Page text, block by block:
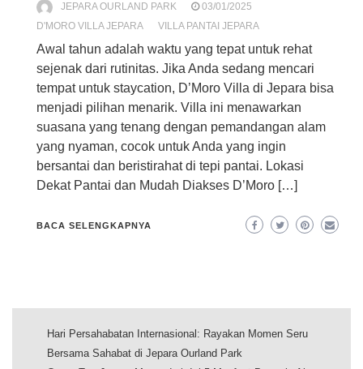
JEPARA OURLAND PARK
03/01/2025
D'MORO VILLA JEPARA
VILLA PANTAI JEPARA
Awal tahun adalah waktu yang tepat untuk rehat
sejenak dari rutinitas. Jika Anda sedang mencari
tempat untuk staycation, D’Moro Villa di Jepara bisa
menjadi pilihan menarik. Villa ini menawarkan
suasana yang tenang dengan pemandangan alam
yang nyaman, cocok untuk Anda yang ingin
bersantai dan beristirahat di tepi pantai. Lokasi
Dekat Pantai dan Mudah Diakses D’Moro […]
BACA SELENGKAPNYA
Hari Persahabatan Internasional: Rayakan Momen Seru
Bersama Sahabat di Jepara Ourland Park